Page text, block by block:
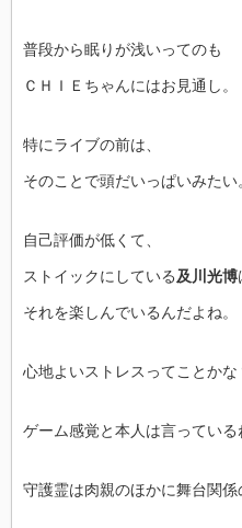
普段から眠りが浅いってのも
ＣＨＩＥちゃんにはお見通し。
特にライブの前は、
そのことで頭だいっぱいみたい
自己評価が低くて、
ストイックにしている及川光博
それを楽しんでいるんだよね。
心地よいストレスってことかな
ゲーム感覚と本人は言っている
守護霊は肉親のほかに舞台関係